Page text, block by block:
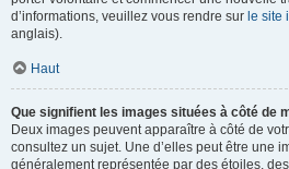
d’informations, veuillez vous rendre sur le site
anglais).
Haut
Que signifient les images situées à côté de
Deux images peuvent apparaître à côté de
consultez un sujet. Une d’elles peut être une
généralement représentée par des étoiles,